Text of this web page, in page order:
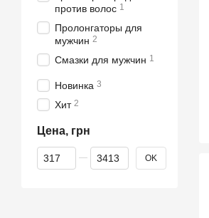
против волос 1
Пролонгаторы для
мужчин 2
Смазки для мужчин 1
Новинка 3
Хит 2
Цена, грн
От Цена, грн
До Цена, грн OK